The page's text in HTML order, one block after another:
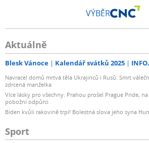
VÝBĚR
Aktuálně
Blesk Vánoce Kalendář svátků 2025
Navracel domů mrtvá těla Ukrajinců i Rusů: Smrt
zdrcená manželka
Více lásky pro všechny. Prahou prošel Prague Pride,
pobožní odpůrci
Biden kvůli rakovině trpí! Bolestná slova jeho syna
Sport